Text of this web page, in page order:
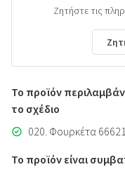
Ζητήστε τις
Το προϊόν
το σχέδιο
020. Φουρκέτα
Το προϊόν είναι